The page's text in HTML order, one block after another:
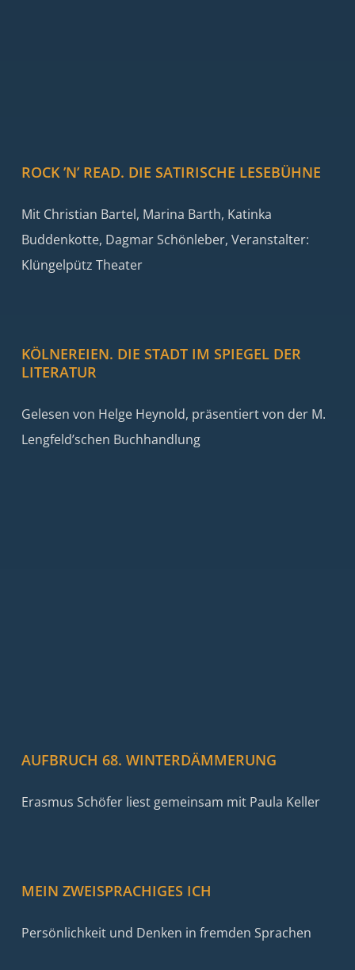
ROCK ’N’ READ. DIE SATIRISCHE LESEBÜHNE
Mit Christian Bartel, Marina Barth, Katinka
Buddenkotte, Dagmar Schönleber, Veranstalter:
Klüngelpütz Theater
KÖLNEREIEN. DIE STADT IM SPIEGEL DER
LITERATUR
Gelesen von Helge Heynold, präsentiert von der M.
Lengfeld’schen Buchhandlung
AUFBRUCH 68. WINTERDÄMMERUNG
Erasmus Schöfer liest gemeinsam mit Paula Keller
MEIN ZWEISPRACHIGES ICH
Persönlichkeit und Denken in fremden Sprachen